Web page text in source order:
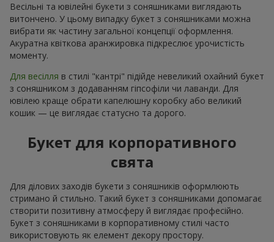
Весільні та ювілейні букети з соняшниками виглядають
витончено. У цьому випадку букет з соняшниками можна
вибрати як частину загальної концепції оформлення.
Акуратна квіткова аранжировка підкреслює урочистість
моменту.
Для весілля в стилі "кантрі" підійде невеликий охайний букет
з соняшником з додаванням гіпсофіли чи лаванди. Для
ювілею краще обрати капелюшну коробку або великий
кошик — це виглядає статусно та дорого.
Букет для корпоративного
свята
Для ділових заходів букети з соняшників оформлюють
стримано й стильно. Такий букет з соняшниками допомагає
створити позитивну атмосферу й виглядає професійно.
Букет з соняшниками в корпоративному стилі часто
використовують як елемент декору простору.